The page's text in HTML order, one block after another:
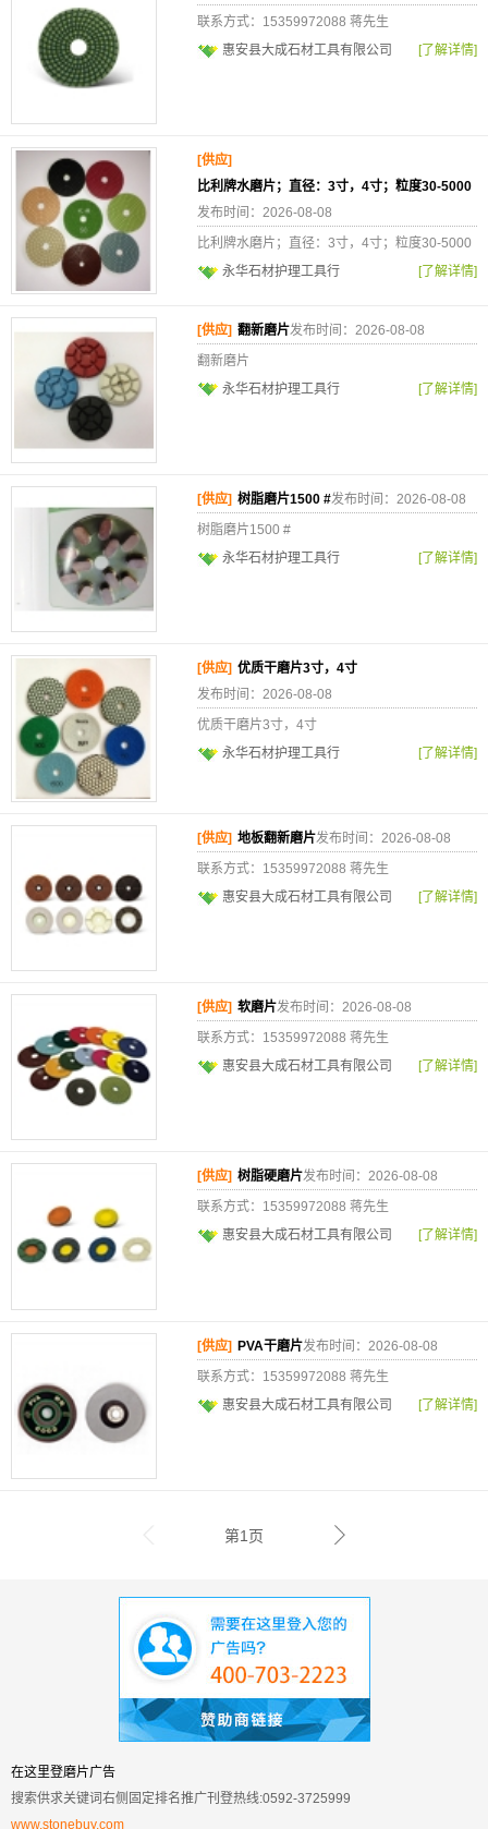
联系方式：15359972088 蒋先生
惠安县大成石材工具有限公司
[了解详情]
[供应]
比利牌水磨片；直径：3寸，4寸；粒度30-5000
发布时间：2026-08-08
比利牌水磨片；直径：3寸，4寸；粒度30-5000
永华石材护理工具行
[了解详情]
[供应] 翻新磨片发布时间：2026-08-08
翻新磨片
永华石材护理工具行
[了解详情]
[供应] 树脂磨片1500 #发布时间：2026-08-08
树脂磨片1500 #
永华石材护理工具行
[了解详情]
[供应] 优质干磨片3寸，4寸
发布时间：2026-08-08
优质干磨片3寸，4寸
永华石材护理工具行
[了解详情]
[供应] 地板翻新磨片发布时间：2026-08-08
联系方式：15359972088 蒋先生
惠安县大成石材工具有限公司
[了解详情]
[供应] 软磨片发布时间：2026-08-08
联系方式：15359972088 蒋先生
惠安县大成石材工具有限公司
[了解详情]
[供应] 树脂硬磨片发布时间：2026-08-08
联系方式：15359972088 蒋先生
惠安县大成石材工具有限公司
[了解详情]
[供应] PVA干磨片发布时间：2026-08-08
联系方式：15359972088 蒋先生
惠安县大成石材工具有限公司
[了解详情]
第1页
在这里登磨片广告
搜索供求关键词右侧固定排名推广刊登热线:0592-3725999
www.stonebuy.com